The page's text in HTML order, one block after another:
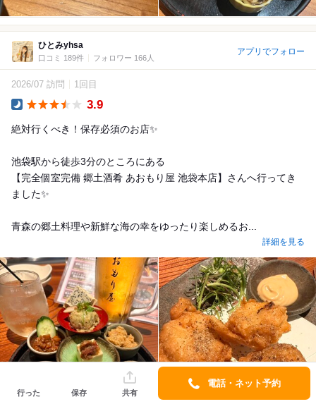
ひとみyhsa
口コミ 189件 フォロワー 166人
アプリでフォロー
2026/07 訪問 1回目
3.9
絶対行くべき！保存必須のお店✨
池袋駅から徒歩3分のところにある
【完全個室完備 郷土酒肴 あおもり屋 池袋本店】さんへ行ってき
ました✨
青森の郷土料理や新鮮な海の幸をゆったり楽しめるお...
詳細を見る
行った 保存 共有
電話・ネット予約